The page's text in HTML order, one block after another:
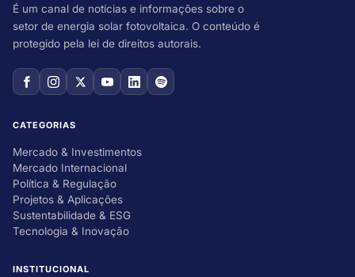
É um canal de notícias e informações sobre o
setor de energia solar fotovoltaica. O conteúdo é
protegido pela lei de direitos autorais.
CATEGORIAS
Mercado & Investimentos
Mercado Internacional
Política & Regulação
Projetos & Aplicações
Sustentabilidade & ESG
Tecnologia & Inovação
INSTITUCIONAL